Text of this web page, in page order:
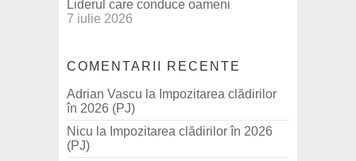
Liderul care conduce oameni
7 iulie 2026
COMENTARII RECENTE
Adrian Vascu la Impozitarea clădirilor
în 2026 (PJ)
Nicu la Impozitarea clădirilor în 2026
(PJ)